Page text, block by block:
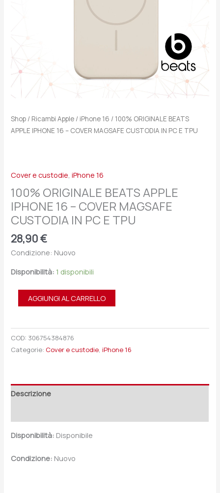
Shop / Ricambi Apple / iPhone 16 / 100% ORIGINALE BEATS
APPLE IPHONE 16 – COVER MAGSAFE CUSTODIA IN PC E TPU
Cover e custodie,iPhone 16
100% ORIGINALE BEATS APPLE
IPHONE 16 – COVER MAGSAFE
CUSTODIA IN PC E TPU
28,90€
Condizione: Nuovo
Disponibilità: 1 disponibili
TPU
quantità
AGGIUNGI AL CARRELLO
COD: 306754384876
Categorie: Cover e custodie,iPhone 16
Descrizione
Disponibilità: Disponibile
Condizione: Nuovo